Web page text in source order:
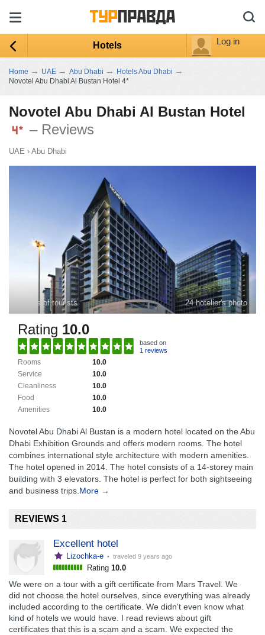
Hotels Log in
Home → UAE → Abu Dhabi → Hotels Abu Dhabi →
Novotel Abu Dhabi Al Bustan Hotel 4*
Novotel Abu Dhabi Al Bustan Hotel
– Reviews
UAE › Abu Dhabi
photos of tourists 24 hotelier's photo
Rating 10.0
based on
1 reviews
10.0
Rooms
10.0
Service
10.0
Cleanliness
10.0
Food
10.0
Amenities
Novotel Abu Dhabi Al Bustan is a modern hotel located on the Abu
Dhabi Exhibition Grounds and offers modern rooms. The hotel
combines international style architecture with modern amenities.
The hotel opened in 2014. The hotel consists of a 14-storey main
building with 3 elevators. The hotel is perfect for both sightseeing
and business trips. More →
REVIEWS 1
Excellent hotel
Lizochka-e • traveled 9 years ago
Rating 10.0
We were on a tour with a gift certificate from Mars Travel. We
did not choose the hotel ourselves, since everything was already
included according to the certificate. We didn't even know what
kind of hotels we would have. I read reviews about gift
certificates that this is a scam and a scam. We expected the